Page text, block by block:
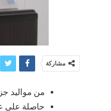
مشاركة
من مواليد
حاصلة على